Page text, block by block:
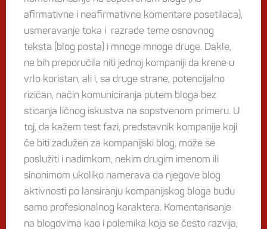
afirmativne i neafirmativne komentare posetilaca),
usmeravanje toka i razrade teme osnovnog
teksta (blog posta) i mnoge mnoge druge. Dakle,
ne bih preporučila niti jednoj kompaniji da krene u
vrlo koristan, ali i, sa druge strane, potencijalno
rizičan, način komuniciranja putem bloga bez
sticanja ličnog iskustva na sopstvenom primeru. U
toj, da kažem test fazi, predstavnik kompanije koji
će biti zadužen za kompanijski blog, može se
poslužiti i nadimkom, nekim drugim imenom ili
sinonimom ukoliko namerava da njegove blog
aktivnosti po lansiranju kompanijskog bloga budu
samo profesionalnog karaktera. Komentarisanje
na blogovima kao i polemika koja se često razvija,